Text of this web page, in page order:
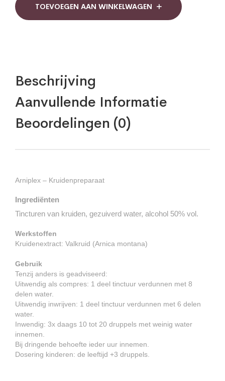
TOEVOEGEN AAN WINKELWAGEN
Beschrijving
Aanvullende Informatie
Beoordelingen (0)
Arniplex – Kruidenpreparaat
Ingrediënten
Tincturen van kruiden, gezuiverd water, alcohol 50% vol.
Werkstoffen
Kruidenextract: Valkruid (Arnica montana)
Gebruik
Tenzij anders is geadviseerd:
Uitwendig als compres: 1 deel tinctuur verdunnen met 8
delen water.
Uitwendig inwrijven: 1 deel tinctuur verdunnen met 6 delen
water.
Inwendig: 3x daags 10 tot 20 druppels met weinig water
innemen.
Bij dringende behoefte ieder uur innemen.
Dosering kinderen: de leeftijd +3 druppels.